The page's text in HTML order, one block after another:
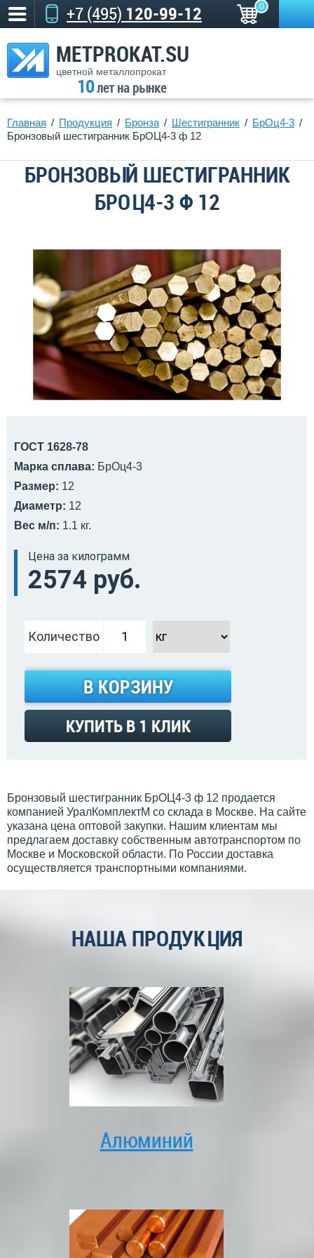
+7 (495) 120-99-12 0
METPROKAT.SU
цветной металлопрокат
10лет на рынке
Главная Продукция Бронза Шестигранник
БрОц4-3
Бронзовый шестигранник БрОЦ4-3 ф 12
БРОНЗОВЫЙ ШЕСТИГРАННИК
БРОЦ4-3 Ф 12
ГОСТ 1628-78
Марка сплава: БрОц4-3
Размер: 12
Диаметр: 12
Вес м/п: 1.1 кг.
Цена за килограмм
2574 руб.
Количество
В КОРЗИНУ
КУПИТЬ В 1 КЛИК
Бронзовый шестигранник БрОЦ4-3 ф 12 продается
компанией УралКомплектМ со склада в Москве. На сайте
указана цена оптовой закупки. Нашим клиентам мы
предлагаем доставку собственным автотранспортом по
Москве и Московской области. По России доставка
осуществляется транспортными компаниями.
НАША ПРОДУКЦИЯ
Алюминий